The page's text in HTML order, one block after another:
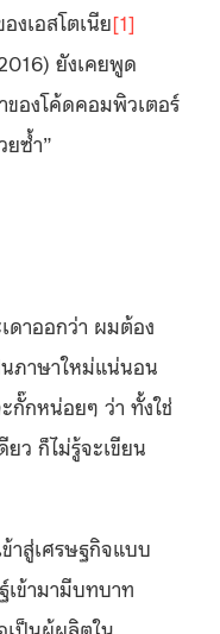
งเอสโตเนีย[1]
ยังเคยพูด
องโค้ดคอมพิวเตอร์
ยซ้ำ”
ดาออกว่า ผมต้อง
นภาษาใหม่แน่นอน
กหน่อยๆ ว่า ทั้งใช่
ยว ก็ไม่รู้จะเขียน
ข้าสู่เศรษฐกิจแบบ
ข้ามามีบทบาท
เป็นผู้ผลิตใน